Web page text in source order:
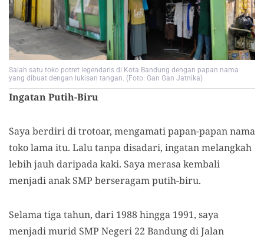
Salah satu toko potret legendaris di Kota Bandung dengan papan nama
yang dibuat dengan lukisan tangan. (Foto: Gan Gan Jatnika)
Ingatan Putih-Biru
Saya berdiri di trotoar, mengamati papan-papan nama
toko lama itu. Lalu tanpa disadari, ingatan melangkah
lebih jauh daripada kaki. Saya merasa kembali
menjadi anak SMP berseragam putih-biru.
Selama tiga tahun, dari 1988 hingga 1991, saya
menjadi murid SMP Negeri 22 Bandung di Jalan